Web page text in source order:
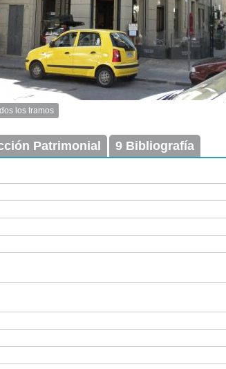
los tramos
Patrimonial 9 Bibliografía